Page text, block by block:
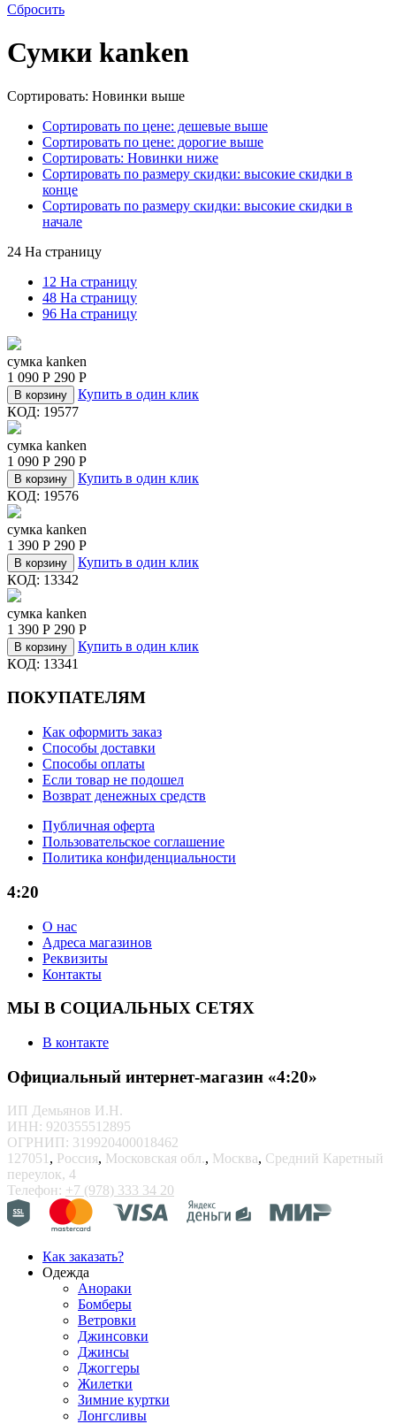
Сбросить
Сумки kanken
Сортировать: Новинки выше
Сортировать по цене: дешевые выше
Сортировать по цене: дорогие выше
Сортировать: Новинки ниже
Сортировать по размеру скидки: высокие скидки в
конце
Сортировать по размеру скидки: высокие скидки в
начале
24 На страницу
12 На страницу
48 На страницу
96 На страницу
сумка kanken
1 090 Р 290 Р
В корзину
Купить в один клик
КОД: 19577
сумка kanken
1 090 Р 290 Р
В корзину
Купить в один клик
КОД: 19576
сумка kanken
1 390 Р 290 Р
В корзину
Купить в один клик
КОД: 13342
сумка kanken
1 390 Р 290 Р
В корзину
Купить в один клик
КОД: 13341
ПОКУПАТЕЛЯМ
Как оформить заказ
Способы доставки
Способы оплаты
Если товар не подошел
Возврат денежных средств
Публичная оферта
Пользовательское соглашение
Политика конфиденциальности
4:20
О нас
Адреса магазинов
Реквизиты
Контакты
МЫ В СОЦИАЛЬНЫХ СЕТЯХ
В контакте
Официальный интернет-магазин «4:20»
ИП Демьянов И.Н.
ИНН: 920355512895
ОГРНИП: 319920400018462
127051 , Россия, Московская обл., Москва, Средний Каретный
переулок, 4
Телефон: +7 (978) 333 34 20
Как заказать?
Одежда
Анораки
Бомберы
Ветровки
Джинсовки
Джинсы
Джоггеры
Жилетки
Зимние куртки
Лонгсливы